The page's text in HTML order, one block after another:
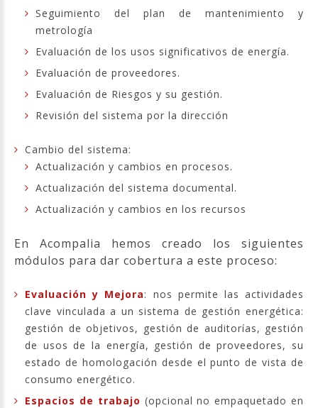
Seguimiento del plan de mantenimiento y
metrología
Evaluación de los usos significativos de energía.
Evaluación de proveedores.
Evaluación de Riesgos y su gestión.
Revisión del sistema por la dirección
Cambio del sistema:
Actualización y cambios en procesos.
Actualización del sistema documental.
Actualización y cambios en los recursos
En Acompalia hemos creado los siguientes
módulos para dar cobertura a este proceso:
Evaluación y Mejora: nos permite las actividades
clave vinculada a un sistema de gestión energética:
gestión de objetivos, gestión de auditorías, gestión
de usos de la energía, gestión de proveedores, su
estado de homologación desde el punto de vista de
consumo energético.
Espacios de trabajo (opcional no empaquetado en